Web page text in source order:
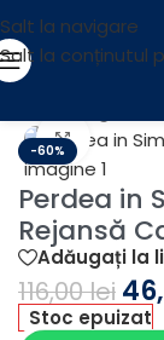
Salt la navigare
Salt la conținutul
-60%
Fă clic
Perdea in
Rejansă
Adăugați la
116,00lei
Stoc epuizat